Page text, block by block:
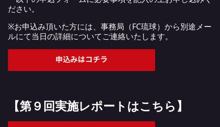
ださい。
※お申込み頂いた方には、事務局（FC琉球）から別途メー
ルにて当日の詳細についてご連絡いたします。
【第９回実施レポートはこちら】